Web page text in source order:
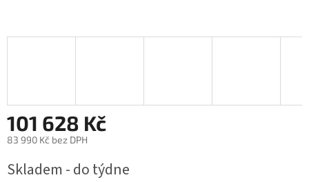
101 628 Kč
83 990 Kč bez DPH
cena:
Skladem - do týdne